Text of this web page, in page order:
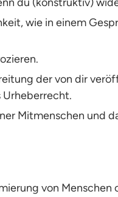
wie in einem
der von dir
Urheberrecht.
Mitmenschen und
von